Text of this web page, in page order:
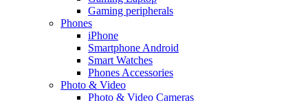
Gaming peripherals
Phones
iPhone
Smartphone Android
Smart Watches
Phones Accessories
Photo & Video
Photo & Video Cameras